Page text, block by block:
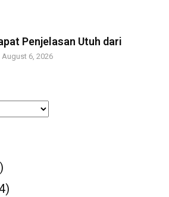
Penjelasan Utuh dari
August 6, 2026